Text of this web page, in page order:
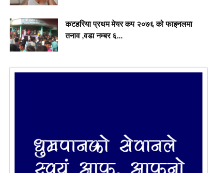
कटहरिया प्रथम मेयर कप २०७६ को फाइनलमा
तनाव ,वडा नम्बर ६...